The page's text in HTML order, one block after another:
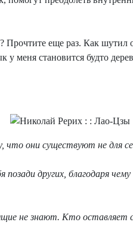
Прочтите еще раз. Как шутил
у меня становится будто
что они существуют не для
других, благодаря
не знают. Кто оставляет